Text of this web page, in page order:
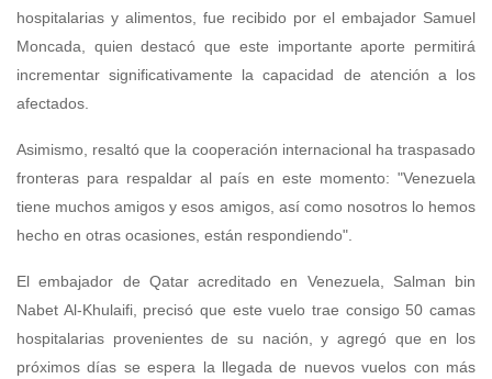
hospitalarias y alimentos, fue recibido por el embajador Samuel
Moncada, quien destacó que este importante aporte permitirá
incrementar significativamente la capacidad de atención a los
afectados.
​Asimismo, resaltó que la cooperación internacional ha traspasado
fronteras para respaldar al país en este momento: "Venezuela
tiene muchos amigos y esos amigos, así como nosotros lo hemos
hecho en otras ocasiones, están respondiendo".
El embajador de Qatar acreditado en Venezuela, Salman bin
Nabet Al-Khulaifi, precisó que este vuelo trae consigo 50 camas
hospitalarias provenientes de su nación, y agregó que en los
próximos días se espera la llegada de nuevos vuelos con más